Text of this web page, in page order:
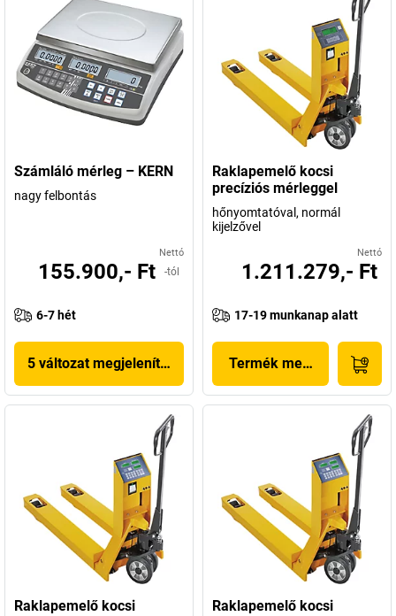
Számláló mérleg – KERN
nagy felbontás
Nettó
155.900,- Ft -tól
6-7 hét
5 változat megjelenítése
Raklapemelő kocsi
precíziós mérleggel
hőnyomtatóval, normál
kijelzővel
Nettó
1.211.279,- Ft
17-19 munkanap alatt
Termék megjelenítése
Raklapemelő kocsi
Raklapemelő kocsi